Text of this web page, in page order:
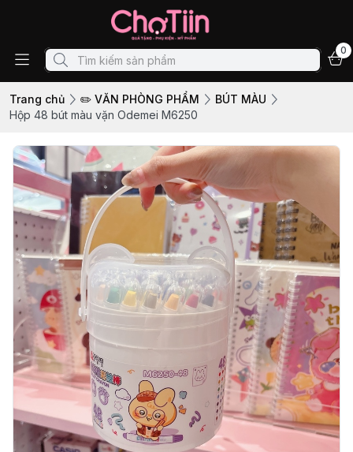
0
Trang chủ ✏️ VĂN PHÒNG PHẨM
BÚT MÀU
Hộp 48 bút màu vặn Odemei M6250